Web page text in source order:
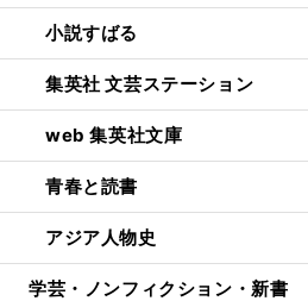
小説すばる
集英社 文芸ステーション
web 集英社文庫
青春と読書
アジア人物史
学芸・ノンフィクション・新書